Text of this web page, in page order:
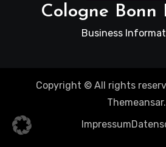
Cologne Bonn
Business
Copyright © All rights
Themeansar.
Impressum